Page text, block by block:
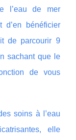
l’eau de mer
d’en bénéficier
de parcourir 9
sachant que le
de vous
soins à l’eau
elle